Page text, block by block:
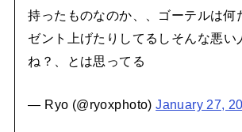
持ったものなのか、、ゴーテルは何
ゼント上げたりしてるしそんな悪い
ね？、とは思ってる
— Ryo (@ryoxphoto)January 27,